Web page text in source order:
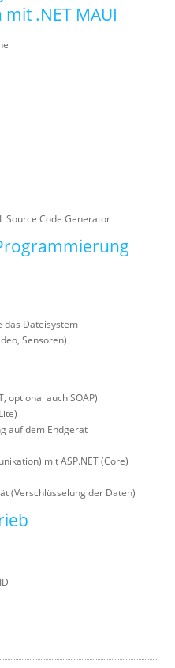
.NET MAUI
Source Code Generator
das Dateisystem
Sensoren)
optional auch SOAP)
auf dem Endgerät
mit ASP.NET (Core)
(Verschlüsselung der Daten)